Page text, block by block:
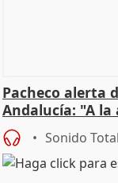
Pacheco alerta
Andalucía: "A
Sonido